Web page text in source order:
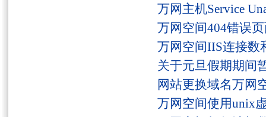
万网主机Service
万网空间404错误
万网空间IIS连接数
关于元旦假期期间
网站更换域名万网
万网空间使用unix